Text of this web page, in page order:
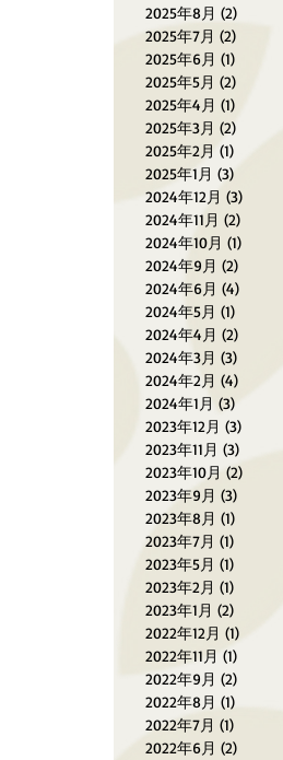
2025年8月 (2)
2025年7月 (2)
2025年6月 (1)
2025年5月 (2)
2025年4月 (1)
2025年3月 (2)
2025年2月 (1)
2025年1月 (3)
2024年12月 (3)
2024年11月 (2)
2024年10月 (1)
2024年9月 (2)
2024年6月 (4)
2024年5月 (1)
2024年4月 (2)
2024年3月 (3)
2024年2月 (4)
2024年1月 (3)
2023年12月 (3)
2023年11月 (3)
2023年10月 (2)
2023年9月 (3)
2023年8月 (1)
2023年7月 (1)
2023年5月 (1)
2023年2月 (1)
2023年1月 (2)
2022年12月 (1)
2022年11月 (1)
2022年9月 (2)
2022年8月 (1)
2022年7月 (1)
2022年6月 (2)